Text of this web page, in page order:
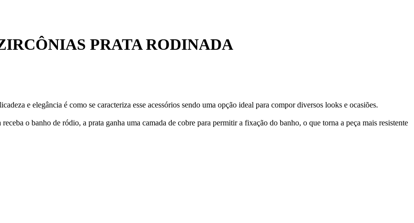
PRATA RODINADA
e elegância é como se caracteriza esse acessórios sendo uma opção ideal para compor diversos looks e ocasiões.
o banho de ródio, a prata ganha uma camada de cobre para permitir a fixação do banho, o que torna a peça mais resistente